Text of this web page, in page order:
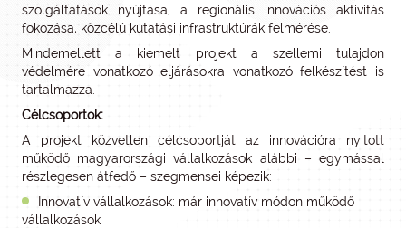
szolgáltatások nyújtása, a regionális innovációs aktivitás
fokozása, közcélú kutatási infrastruktúrák felmérése.
Mindemellett a kiemelt projekt a szellemi tulajdon
védelmére vonatkozó eljárásokra vonatkozó felkészítést is
tartalmazza.
Célcsoportok:
A projekt közvetlen célcsoportját az innovációra nyitott
működő magyarországi vállalkozások alábbi – egymással
részlegesen átfedő – szegmensei képezik:
Innovatív vállalkozások: már innovatív módon működő
vállalkozások